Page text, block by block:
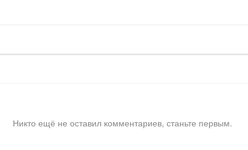
Никто ещё не оставил комментариев, станьте первым.